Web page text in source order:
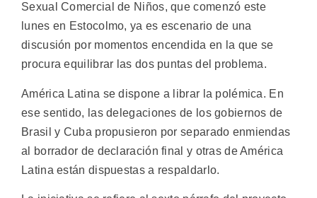
Sexual Comercial de Niños, que comenzó este
lunes en Estocolmo, ya es escenario de una
discusión por momentos encendida en la que se
procura equilibrar las dos puntas del problema.
América Latina se dispone a librar la polémica. En
ese sentido, las delegaciones de los gobiernos de
Brasil y Cuba propusieron por separado enmiendas
al borrador de declaración final y otras de América
Latina están dispuestas a respaldarlo.